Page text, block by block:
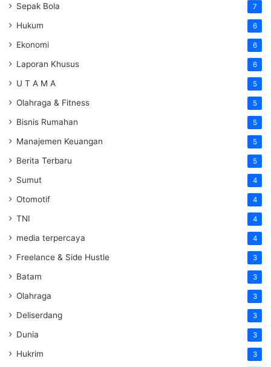
Sepak Bola 7
Hukum 6
Ekonomi 6
Laporan Khusus 6
U T A M A 5
Olahraga & Fitness 5
Bisnis Rumahan 5
Manajemen Keuangan 5
Berita Terbaru 5
Sumut 4
Otomotif 4
TNI 4
media terpercaya 4
Freelance & Side Hustle 3
Batam 3
Olahraga 3
Deliserdang 3
Dunia 3
Hukrim 3